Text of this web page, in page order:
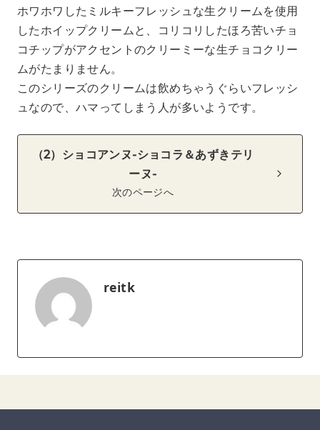
ホワホワしたミルキーフレッシュな 生クリームを使用
したホイップクリームと、コリコリしたほろ苦いチョ
コチップがアクセントの クリーミーな生チョコクリー
ムがたまりません。
このシリーズのクリームは飲めちゃうぐらいフレッシ
ュなので、ハマってしまう人が多いようです。
（2）ショコアンヌ-ショコラ＆あずきテリ
ーヌ-
次のページへ
reitk